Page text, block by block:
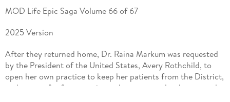
MOD Life Epic Saga Volume 66 of 67
2025 Version
After they returned home, Dr. Raina Markum was requested
by the President of the United States, Avery Rothchild, to
open her own practice to keep her patients from the District,
and to care for future patients that may need to be secured.